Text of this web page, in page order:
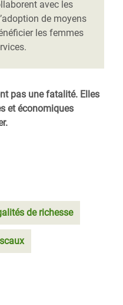
avec les
de moyens
les femmes
pas une fatalité. Elles
et économiques
de richesse